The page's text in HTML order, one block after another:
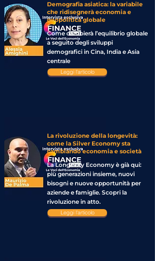
Demografia asiatica: la variabile
che ridisegnerà economia e
geopolitica globale
Come cambierà l’equilibrio globale
a seguito degli sviluppi
demografici in Cina, India e Asia
centrale
Leggi l'articolo
La rivoluzione della longevità:
come la Silver Economy sta
cambiando economia e società
La Longevity Economy è già qui:
più generazioni insieme, nuovi
bisogni e nuove opportunità per
aziende e famiglie. Scopri la
rivoluzione in atto.
Leggi l'articolo